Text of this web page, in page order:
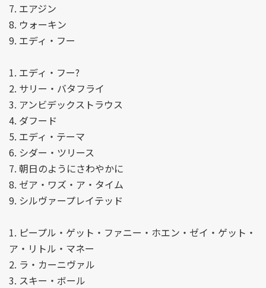
7. エアジン
8. ウォーキン
9. エディ・フー
1. エディ・フー?
2. サリー・バタフライ
3. アンビデックストラウス
4. ダフード
5. エディ・テーマ
6. シダー・ツリース
7. 朝日のようにさわやかに
8. ゼア・ワズ・ア・タイム
9. シルヴァープレイテッド
1. ピープル・ゲット・ファニー・ホエン・ゼイ・ゲット・
ア・リトル・マネー
2. ラ・カーニヴァル
3. スキー・ボール